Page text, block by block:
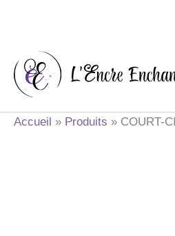
contenu
Accueil Produits COURT-